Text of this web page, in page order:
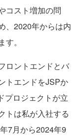
コスト増加の問
、2020年からは内
。
ロントエンドとバ
トエンドをJSPか
プロジェクトが立
トは私が入社する
7月から2024年9